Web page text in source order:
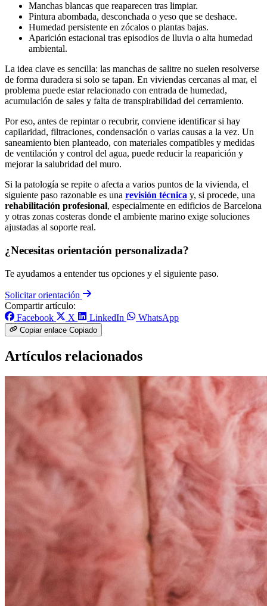
Manchas blancas que reaparecen tras limpiar.
Pintura abombada, desconchada o yeso que se deshace.
Humedad persistente en zócalos o plantas bajas.
Aparición estacional tras episodios de lluvia o alta humedad
ambiental.
La idea clave es sencilla: las manchas de salitre no suelen resolverse
de forma duradera si solo se tapan. En viviendas cercanas al mar, el
problema puede estar relacionado con entrada de humedad,
acumulación de sales y falta de transpirabilidad del cerramiento.
Por eso, antes de repintar o recubrir, conviene identificar si hay
capilaridad, filtraciones, condensación o varias causas a la vez. Un
saneamiento bien planteado, con materiales compatibles y medidas
de ventilación y control del agua, puede reducir la reaparición y
mejorar la salubridad del muro.
Si la patología se repite o afecta a varios puntos de la vivienda, el
siguiente paso razonable es una revisión técnica y, si procede, una
rehabilitación profesional, especialmente en edificios de Barcelona
y otras zonas costeras donde el ambiente marino exige soluciones
ajustadas al soporte real.
¿Necesitas orientación personalizada?
Te ayudamos a entender tus opciones y el siguiente paso.
Solicitar orientación
Compartir artículo:
Facebook
X LinkedIn WhatsApp
Copiar enlace Copiado
Artículos relacionados